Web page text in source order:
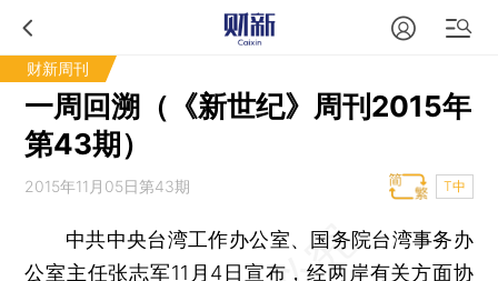
财新周刊
一周回溯（《新世纪》周刊2015年
第43期）
2015年11月05日第43期 T中
中共中央台湾工作办公室、国务院台湾事务办
公室主任张志军11月4日宣布，经两岸有关方面协